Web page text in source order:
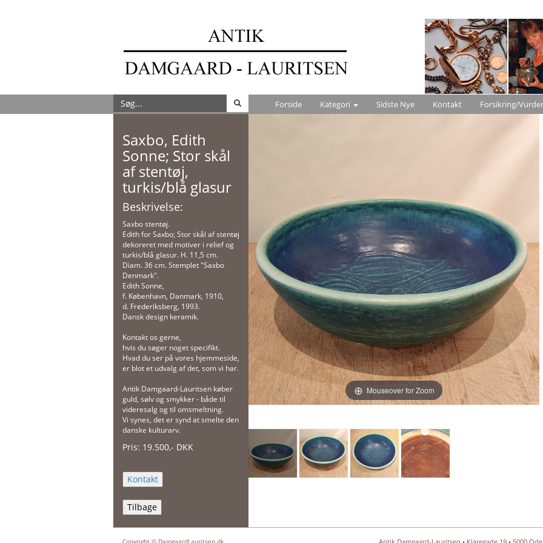
Forside Kategori Sidste Nye Kontakt Forsikring/
Saxbo, Edith
Sonne; Stor skål
af stentøj,
turkis/blå glasur
Beskrivelse:
Saxbo stentøj.
Edith for Saxbo; Stor skål af stentøj
dekoreret med motiver i relief og
turkis/blå glasur. H. 11,5 cm.
Diam. 36 cm. Stemplet "Saxbo
Denmark".
Edith Sonne,
f. København, Danmark, 1910,
d. Frederiksberg, 1993.
Dansk design keramik.
Kontakt os gerne,
hvis du søger noget specifikt.
Hvad du ser på vores hjemmeside,
er blot et udvalg af det, som vi har.
Antik Damgaard-Lauritsen køber
guld, sølv og smykker - både til
videresalg og til omsmeltning.
Vi synes, det er synd at smelte den
danske kulturarv.
Pris: 19.500,- DKK
Tilbage
Mouseover for Zoom
Copyright © DamgaardLauritsen.dk